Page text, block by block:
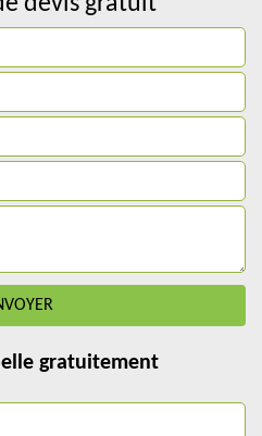
gratuitement